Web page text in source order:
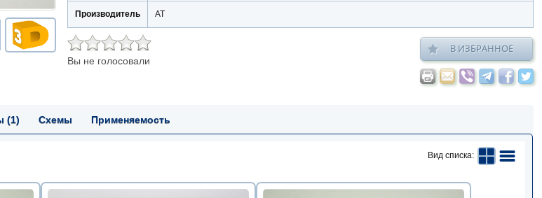
Производитель АТ
Вы не голосовали
В ИЗБРАННОЕ
(1) Схемы Применяемость
Вид списка: